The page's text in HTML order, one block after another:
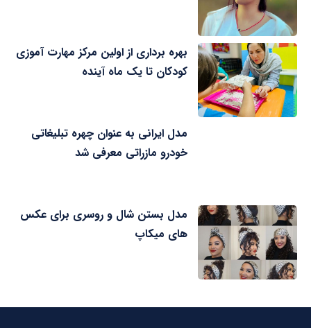
بهره برداری از اولین مرکز مهارت آموزی
کودکان تا یک ماه آینده
مدل ایرانی به عنوان چهره تبلیغاتی
خودرو مازراتی معرفی شد
مدل بستن شال و روسری برای عکس
های میکاپ